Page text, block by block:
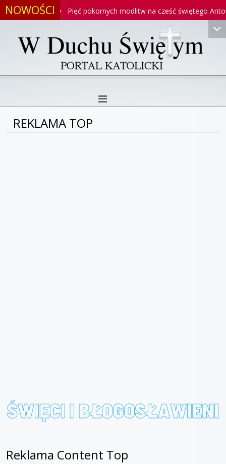
NOWOŚCIPięć pokornych modlitw na cześć świętego Antoniego
REKLAMA TOP
Reklama Content Top